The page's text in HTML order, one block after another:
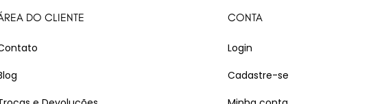
DO CLIENTE CONTA
Login
Cadastre-se